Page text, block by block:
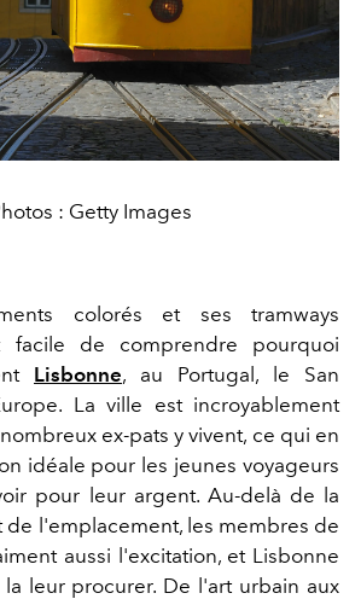
: Getty Images
colorés et ses tramways
facile de comprendre pourquoi
Lisbonne, au Portugal, le San
La ville est incroyablement
ex-pats y vivent, ce qui en
idéale pour les jeunes voyageurs
pour leur argent. Au-delà de la
de l'emplacement, les membres de
aussi l'excitation, et Lisbonne
leur procurer. De l'art urbain aux